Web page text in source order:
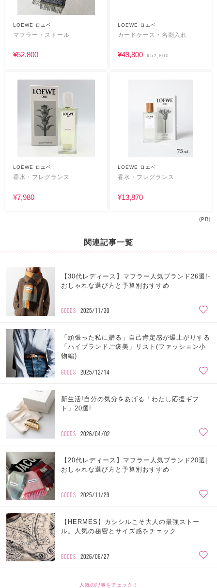
LOEWE ロエベ
マフラー・ストール
¥52,800
LOEWE ロエベ
カードケース・名刺入れ
¥49,800 ¥52,800
LOEWE ロエベ
香水・フレグランス
¥7,980
LOEWE ロエベ
香水・フレグランス
¥13,870
(PR)
関連記事一覧
【30代レディース】マフラー人気ブランド26選!-
おしゃれな選び方と予算別おすすめ
GOODS 2025/11/30
「頑張った私に贈る」自己肯定感が爆上がりする
「ハイブランドご褒美」リスト(ファッション小
物編)
GOODS 2025/12/14
新生活!自分の気分をあげる「わたし応援ギフ
ト」20選!
GOODS 2026/04/02
【20代レディース】マフラー人気ブランド20選|
おしゃれな選び方と予算別おすすめ
GOODS 2025/11/29
【HERMES】カシシルこそ大人の最強ストー
ル。人気の秘密とサイズ感をチェック
GOODS 2026/06/27
人気の記事をチェック！